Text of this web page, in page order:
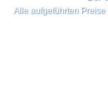
Alle aufgeführten